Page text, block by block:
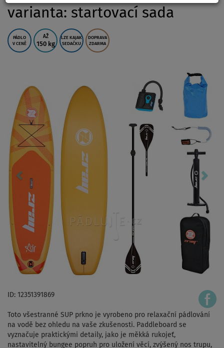
varianta: startovací sada
PÁDLO
V CENĚ
AŽ
150 kg
LZE KAJAK
SEDAČKU
DOPRAVA
ZDARMA
ID: 12351391869
Toto všestranné SUP prkno je vyrobeno pro relaxační pádlování
na vodě bez ohledu na vaše zkušenosti. Paddleboard se
vyznačuje praktickými detaily, jako je měkká rukojeť,
nastavitelný bungee popruh pro uložení věcí, zvýšený nos trupu,